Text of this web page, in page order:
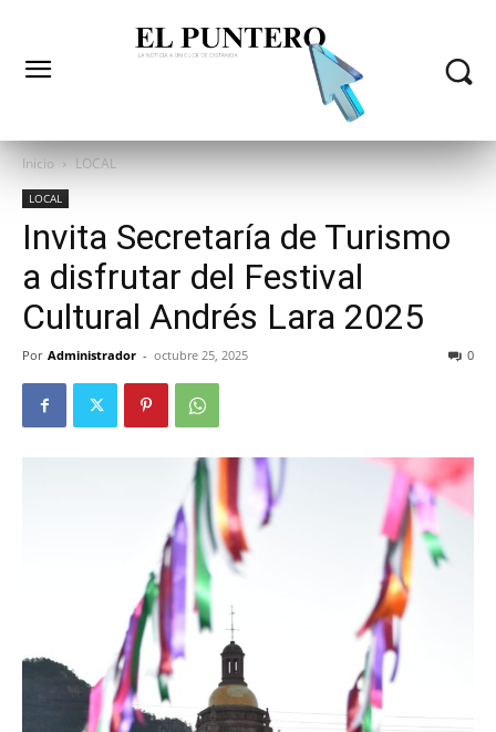
Inicio LOCAL
LOCAL
Invita Secretaría de Turismo
a disfrutar del Festival
Cultural Andrés Lara 2025
Por Administrador - octubre 25, 2025 0